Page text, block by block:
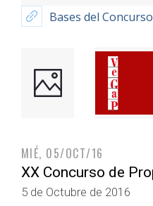
Bases del
MIÉ, 05/OCT/16
XX Concurso de
5 de Octubre de 2016